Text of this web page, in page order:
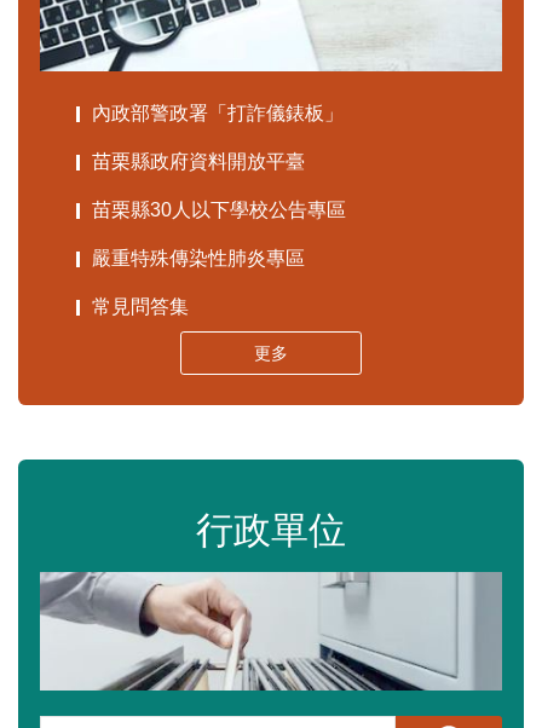
內政部警政署「打詐儀錶板」
苗栗縣政府資料開放平臺
苗栗縣30人以下學校公告專區
嚴重特殊傳染性肺炎專區
常見問答集
更多
行政單位